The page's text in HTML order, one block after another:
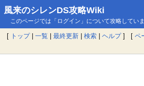
風来のシレンDS攻略Wiki
このページでは「ログイン」について攻略していま
[ トップ| 一覧 | 最終更新 | 検索 | ヘルプ] [ ペ